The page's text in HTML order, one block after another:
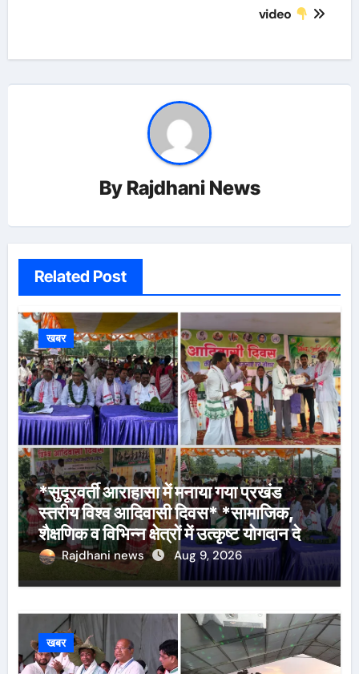
video
By Rajdhani News
Related Post
खबर
*सुदूरवर्ती आराहासा में मनाया गया प्रखंड
स्तरीय विश्व आदिवासी दिवस* *सामाजिक,
शैक्षणिक व विभिन्न क्षेत्रों में उत्कृष्ट योगदान देने
वालों के साथ मेधावी विद्यार्थियों को किया गया
सम्मानित*
Rajdhani news Aug 9, 2026
खबर